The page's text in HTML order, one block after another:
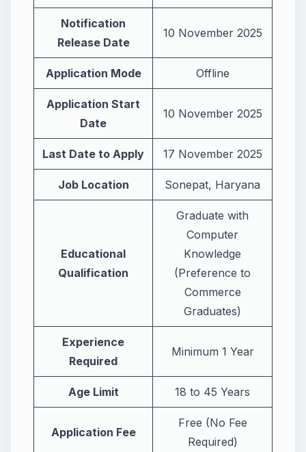
Notification
Release Date
10 November 2025
Application Mode Offline
Application Start
Date
10 November 2025
Last Date to Apply 17 November 2025
Job Location Sonepat, Haryana
Educational
Qualification
Graduate with
Computer
Knowledge
(Preference to
Commerce
Graduates)
Experience
Required
Minimum 1 Year
Age Limit 18 to 45 Years
Application Fee
Free (No Fee
Required)